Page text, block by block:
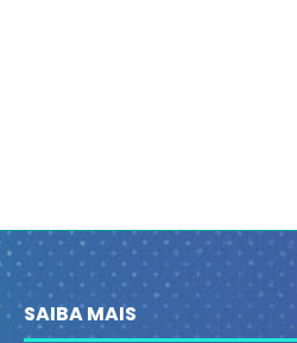
SAIBA MAIS